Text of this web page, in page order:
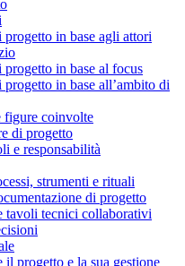
in base agli attori
in base al focus
in base all’ambito di
figure coinvolte
di progetto
e responsabilità
strumenti e rituali
di progetto
tavoli tecnici collaborativi
il progetto e la sua gestione